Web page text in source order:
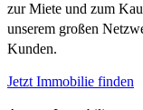
zur Miete und zum
unserem großen
Kunden.
Jetzt Immobilie finden